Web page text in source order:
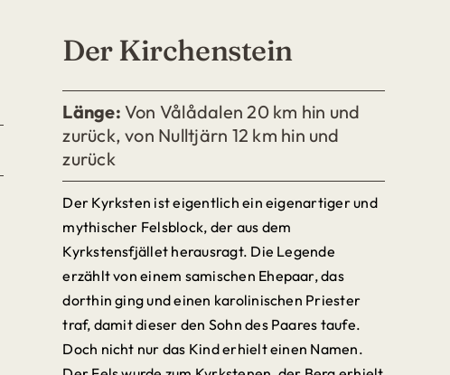
Der Kirchenstein
Länge: Von Vålådalen 20 km hin und
zurück, von Nulltjärn 12 km hin und
zurück
Der Kyrksten ist eigentlich ein eigenartiger und
mythischer Felsblock, der aus dem
Kyrkstensfjället herausragt. Die Legende
erzählt von einem samischen Ehepaar, das
dorthin ging und einen karolinischen Priester
traf, damit dieser den Sohn des Paares taufe.
Doch nicht nur das Kind erhielt einen Namen.